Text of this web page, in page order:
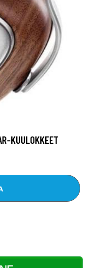
KUULOKKEET